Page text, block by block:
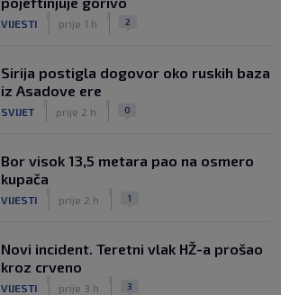
VIJESTI prije 1 h 2
Sirija postigla dogovor oko ruskih baza
iz Asadove ere
SVIJET prije 2 h 0
Bor visok 13,5 metara pao na osmero
kupača
VIJESTI prije 2 h 1
Novi incident. Teretni vlak HŽ-a prošao
kroz crveno
VIJESTI prije 3 h 3